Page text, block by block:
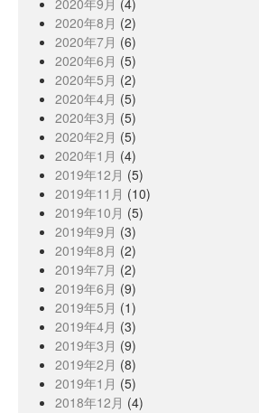
2020年9月 (4)
2020年8月 (2)
2020年7月 (6)
2020年6月 (5)
2020年5月 (2)
2020年4月 (5)
2020年3月 (5)
2020年2月 (5)
2020年1月 (4)
2019年12月 (5)
2019年11月 (10)
2019年10月 (5)
2019年9月 (3)
2019年8月 (2)
2019年7月 (2)
2019年6月 (9)
2019年5月 (1)
2019年4月 (3)
2019年3月 (9)
2019年2月 (8)
2019年1月 (5)
2018年12月 (4)